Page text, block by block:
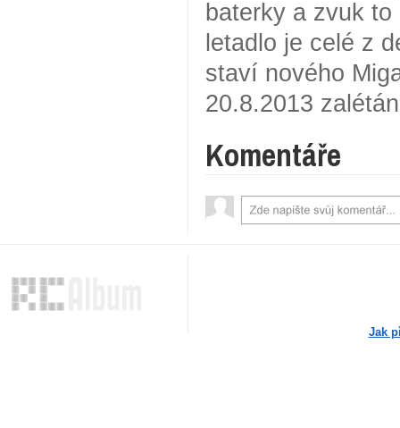
baterky a zvuk
letadlo je celé z
staví nového
20.8.2013
Komentáře
Jak